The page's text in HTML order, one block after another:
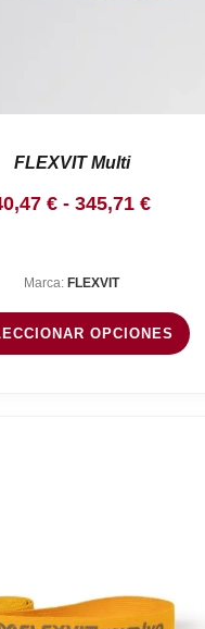
FLEXVIT Multi
€ - 345,71 €Rango
40,47 €
hasta
Marca: FLEXVIT
OPCIONES